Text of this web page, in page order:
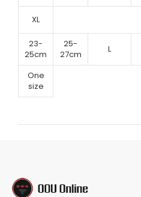
XL
23-
25cm
25-
27cm
L
One
size